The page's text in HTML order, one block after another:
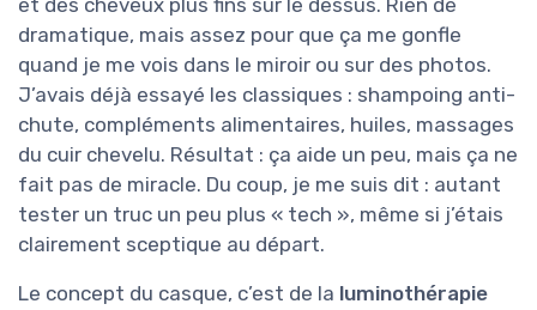
et des cheveux plus fins sur le dessus. Rien de
dramatique, mais assez pour que ça me gonfle
quand je me vois dans le miroir ou sur des photos.
J’avais déjà essayé les classiques : shampoing anti-
chute, compléments alimentaires, huiles, massages
du cuir chevelu. Résultat : ça aide un peu, mais ça ne
fait pas de miracle. Du coup, je me suis dit : autant
tester un truc un peu plus « tech », même si j’étais
clairement sceptique au départ.
Le concept du casque, c’est de la luminothérapie